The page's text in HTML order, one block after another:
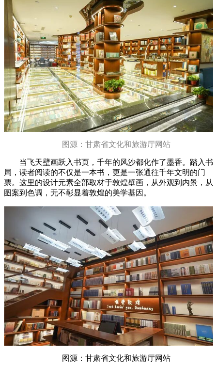
图源：甘肃省文化和旅游厅网站
当飞天壁画跃入书页，千年的风沙都化作了墨香。踏入书
局，读者阅读的不仅是一本书，更是一张通往千年文明的门
票。这里的设计元素全部取材于敦煌壁画，从外观到内景，从
图案到色调，无不彰显着敦煌的美学基因。
图源：甘肃省文化和旅游厅网站